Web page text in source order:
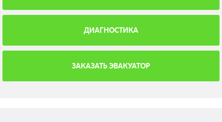
ДИАГНОСТИКА
ЗАКАЗАТЬ ЭВАКУАТОР